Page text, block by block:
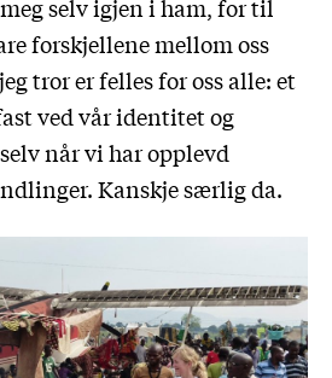
selv igjen i ham, for til
forskjellene mellom oss
tror er felles for oss alle: et
ved vår identitet og
når vi har opplevd
Kanskje særlig da.